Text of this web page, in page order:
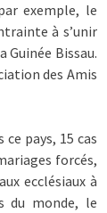
exemple, le
à s’unir
Guinée Bissau.
des Amis
pays, 15 cas
forcés,
ecclésiaux à
du monde, le